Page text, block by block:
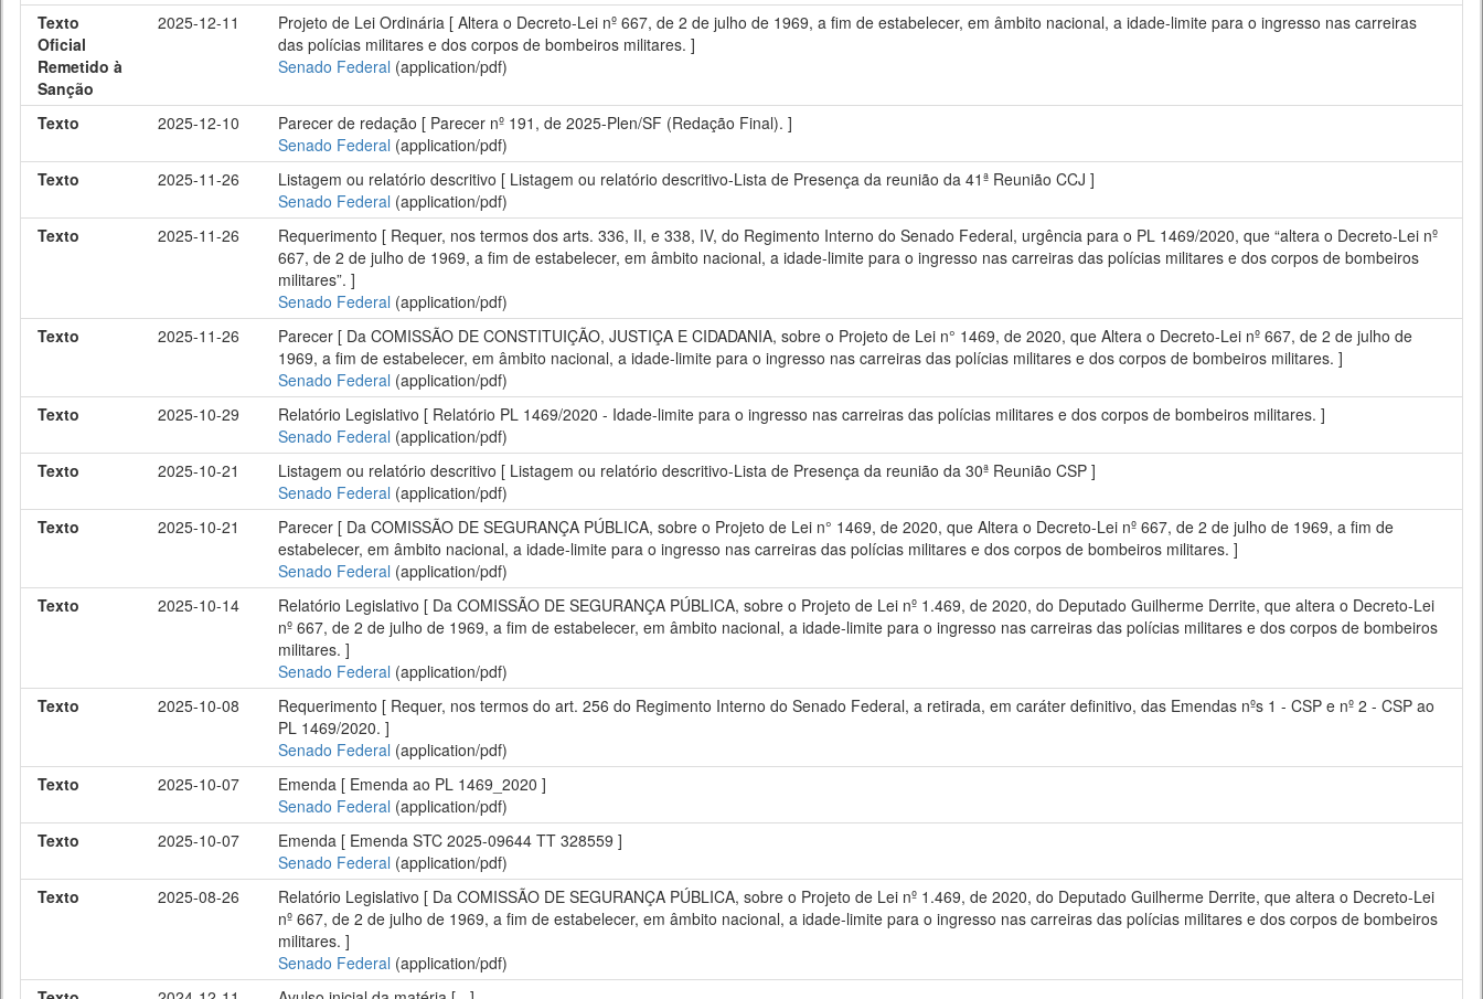
Texto
Oficial
Remetido à
Sanção
2025-12-11
Projeto de Lei Ordinária [ Altera o Decreto-Lei nº 667, de 2 de julho de 1969, a fim de estabelecer, em âmbito nacional, a idade-limite para o ingresso nas carreiras
das polícias militares e dos corpos de bombeiros militares. ]
Senado Federal (application/pdf)
Texto 2025-12-10
Parecer de redação [ Parecer nº 191, de 2025-Plen/SF (Redação Final). ]
Senado Federal (application/pdf)
Texto
2025-11-26
Listagem ou relatório descritivo [ Listagem ou relatório descritivo-Lista de Presença da reunião da 41ª Reunião CCJ ]
Senado Federal (application/pdf)
Texto
2025-11-26
Requerimento [ Requer, nos termos dos arts. 336, II, e 338, IV, do Regimento Interno do Senado Federal, urgência para o PL 1469/2020, que “altera o Decreto-Lei nº
667, de 2 de julho de 1969, a fim de estabelecer, em âmbito nacional, a idade-limite para o ingresso nas carreiras das polícias militares e dos corpos de bombeiros
militares”. ]
Senado Federal (application/pdf)
Texto
2025-11-26
Parecer [ Da COMISSÃO DE CONSTITUIÇÃO, JUSTIÇA E CIDADANIA, sobre o Projeto de Lei n° 1469, de 2020, que Altera o Decreto-Lei nº 667, de 2 de julho de
1969, a fim de estabelecer, em âmbito nacional, a idade-limite para o ingresso nas carreiras das polícias militares e dos corpos de bombeiros militares. ]
Senado Federal (application/pdf)
Texto
2025-10-29
Relatório Legislativo [ Relatório PL 1469/2020 - Idade-limite para o ingresso nas carreiras das polícias militares e dos corpos de bombeiros militares. ]
Senado Federal (application/pdf)
Texto
2025-10-21
Listagem ou relatório descritivo [ Listagem ou relatório descritivo-Lista de Presença da reunião da 30ª Reunião CSP ]
Senado Federal (application/pdf)
Texto
2025-10-21
Parecer [ Da COMISSÃO DE SEGURANÇA PÚBLICA, sobre o Projeto de Lei n° 1469, de 2020, que Altera o Decreto-Lei nº 667, de 2 de julho de 1969, a fim de
estabelecer, em âmbito nacional, a idade-limite para o ingresso nas carreiras das polícias militares e dos corpos de bombeiros militares. ]
Senado Federal (application/pdf)
Texto
2025-10-14
Relatório Legislativo [ Da COMISSÃO DE SEGURANÇA PÚBLICA, sobre o Projeto de Lei nº 1.469, de 2020, do Deputado Guilherme Derrite, que altera o Decreto-Lei
nº 667, de 2 de julho de 1969, a fim de estabelecer, em âmbito nacional, a idade-limite para o ingresso nas carreiras das polícias militares e dos corpos de bombeiros
militares. ]
Senado Federal (application/pdf)
Texto
2025-10-08
Requerimento [ Requer, nos termos do art. 256 do Regimento Interno do Senado Federal, a retirada, em caráter definitivo, das Emendas nºs 1 - CSP e nº 2 - CSP ao
PL 1469/2020. ]
Senado Federal (application/pdf)
Texto
2025-10-07
Emenda [ Emenda ao PL 1469_2020 ]
Senado Federal (application/pdf)
Texto
2025-10-07
Emenda [ Emenda STC 2025-09644 TT 328559 ]
Senado Federal (application/pdf)
Texto
2025-08-26
Relatório Legislativo [ Da COMISSÃO DE SEGURANÇA PÚBLICA, sobre o Projeto de Lei nº 1.469, de 2020, do Deputado Guilherme Derrite, que altera o Decreto-Lei
nº 667, de 2 de julho de 1969, a fim de estabelecer, em âmbito nacional, a idade-limite para o ingresso nas carreiras das polícias militares e dos corpos de bombeiros
militares. ]
Senado Federal (application/pdf)